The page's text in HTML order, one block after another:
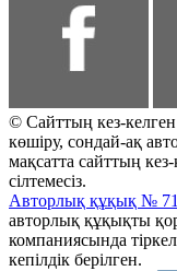
© Сайттың кез-
көшіру, сондай-ақ
мақсатта сайттың
сілтемесіз.
Авторлық құқық №
авторлық құқықты
компаниясында
кепілдік берілген.